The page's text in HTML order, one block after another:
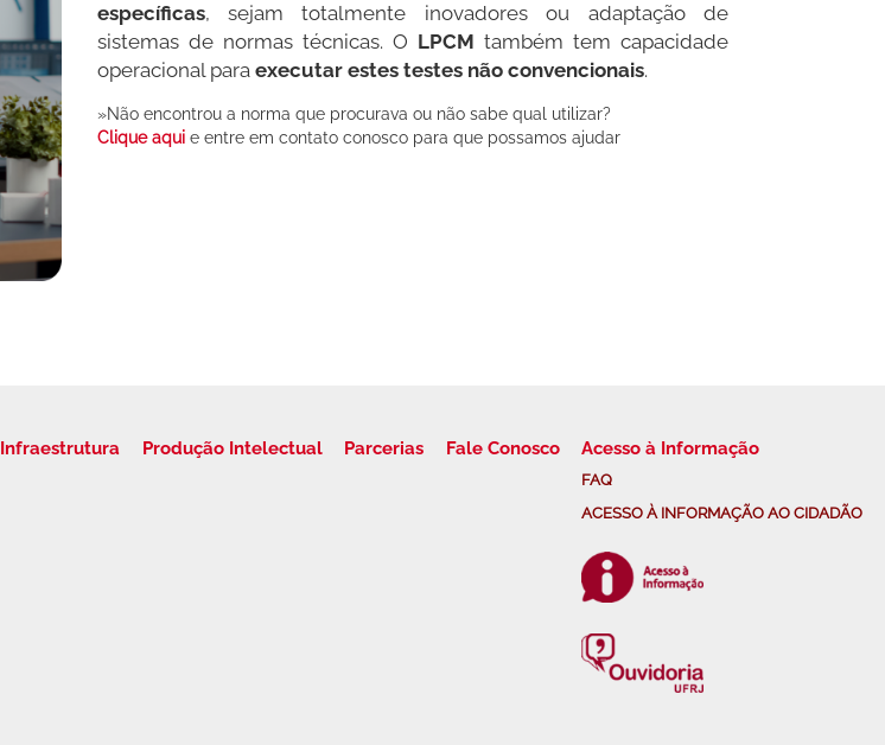
específicas, sejam totalmente inovadores ou adaptação de
sistemas de normas técnicas. O LPCM também tem capacidade
operacional para executar estes testes não convencionais.
»Não encontrou a norma que procurava ou não sabe qual utilizar?
Clique aquie entre em contato conosco para que possamos ajudar
Infraestrutura Produção Intelectual Parcerias Fale Conosco Acesso à Informação
FAQ
ACESSO À INFORMAÇÃO AO CIDADÃO